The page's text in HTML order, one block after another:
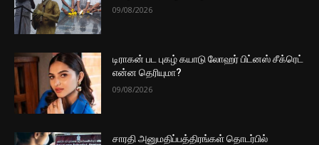
09/08/2026
டிராகன் பட புகழ் கயாடு லோஹர் பிட்னஸ் சீக்ரெட்
என்ன தெரியுமா?
09/08/2026
சாரதி அனுமதிப்பத்திரங்கள் தொடர்பில்